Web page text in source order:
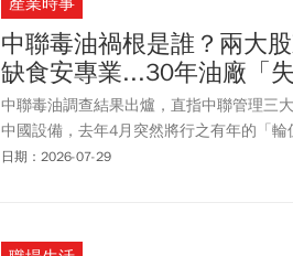
PAHs)，多環芳香烴有許多同分異構物，
代表性的致癌物。
中聯毒油禍根是誰？兩大
缺食安專業...30年油廠「
中聯毒油調查結果出爐，直指中聯管理三
中國設備，去年4月突然將行之有年的「
危機埋下禍根。
日期：2026-07-29